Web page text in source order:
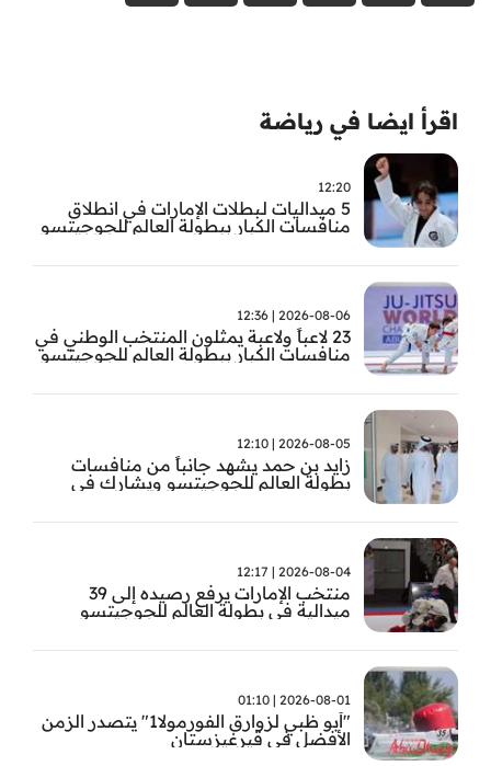
اقرأ ايضا في رياضة
12:20
5 ميداليات لـبطلات الإمارات في انطلاق
منافسات الكبار ببطولة العالم للجوجيتسو
2026-08-06 | 12:36
23 لاعباً ولاعبة يمثلون المنتخب الوطني في
منافسات الكبار ببطولة العالم للجوجيتسو
2026-08-05 | 12:10
زايد بن حمد يشهد جانباً من منافسات
بطولة العالم للجوجيتسو ويشارك في
2026-08-04 | 12:17
منتخب الإمارات يرفع رصيده إلى 39
ميدالية في بطولة العالم للجوجيتسو
2026-08-01 | 01:10
"أبو ظبي لزوارق الفورمولا1" يتصدر الزمن
الأفضل في قيرغيزستان